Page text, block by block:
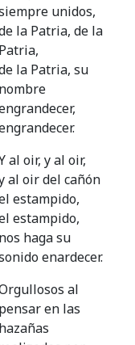
unidos,
la Patria, de la
Patria,
la Patria, su
nombre
al oir, y al oir,
al oir del cañón
estampido,
estampido,
nos haga su
enardecer.
al
pensar en las
hazañas